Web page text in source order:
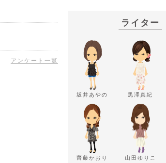
アンケート一覧
ライター
坂井あやの 黒澤真紀
齊藤かおり 山田ゆりこ